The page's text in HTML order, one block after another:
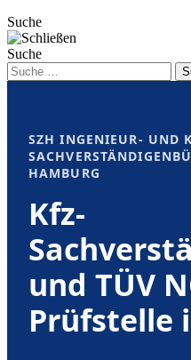
Suche
Suche
SZH INGENIEUR- UND
HAMBURG
Kfz-
und TÜV
Prüfstelle